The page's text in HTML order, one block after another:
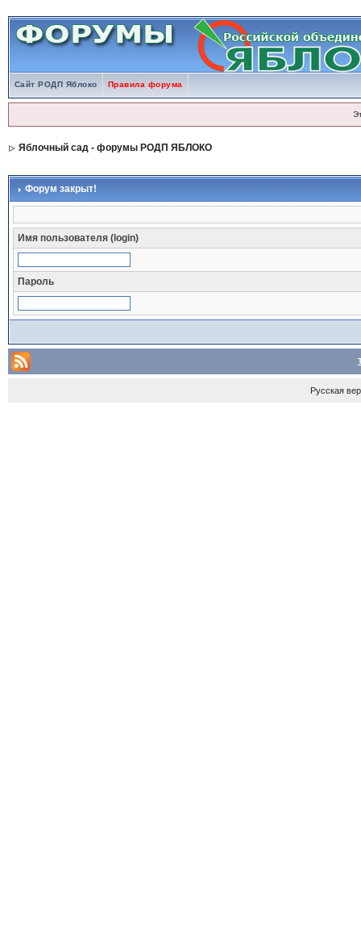
Сайт РОДП Яблоко Правила форума
Яблочный сад - форумы РОДП ЯБЛОКО
Форум закрыт!
Имя пользователя (login)
Пароль
Русская